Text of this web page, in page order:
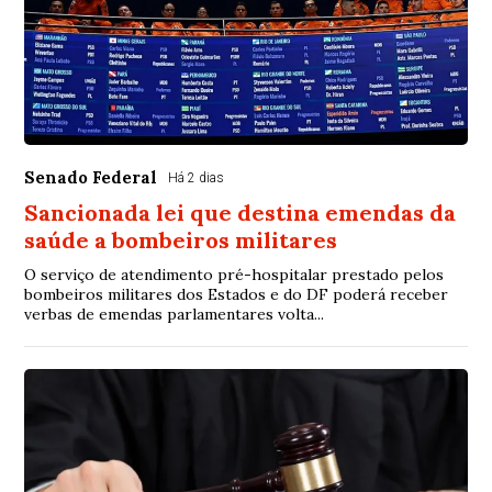
Senado Federal Há 2 dias
Sancionada lei que destina emendas da
saúde a bombeiros militares
O serviço de atendimento pré-hospitalar prestado pelos
bombeiros militares dos Estados e do DF poderá receber
verbas de emendas parlamentares volta...